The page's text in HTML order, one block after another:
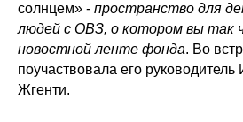
солнцем» - пространство для
людей с ОВЗ, о котором вы так
новостной ленте фонда. Во
поучаствовала его руководитель
Жгенти.